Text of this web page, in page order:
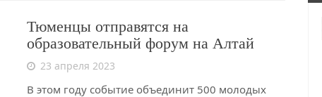
Тюменцы отправятся на
образовательный форум на Алтай
23 апреля 2023
В этом году событие объединит 500 молодых